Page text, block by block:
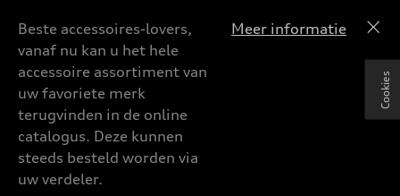
Beste accessoires-lovers,
vanaf nu kan u het hele
accessoire assortiment van
uw favoriete merk
terugvinden in de online
catalogus. Deze kunnen
steeds besteld worden via
uw verdeler.
Meer informatie
Cookies